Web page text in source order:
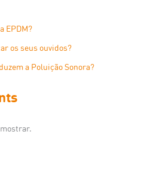
EPDM?
os seus ouvidos?
a Poluição Sonora?